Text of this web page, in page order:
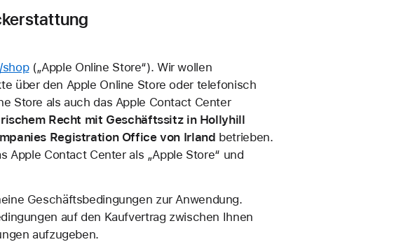
(„Apple Online Store“). Wir wollen
über den Apple Online Store oder telefonisch
Store als auch das Apple Contact Center
Recht mit Geschäftssitz in Hollyhill
Registration Office von Irland betrieben.
Apple Contact Center als „Apple Store“ und
Geschäftsbedingungen zur Anwendung.
auf den Kaufvertrag zwischen Ihnen
aufzugeben.